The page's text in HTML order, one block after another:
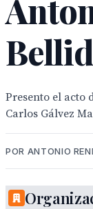
Presento el acto
Carlos Gálvez
POR ANTONIO
Una